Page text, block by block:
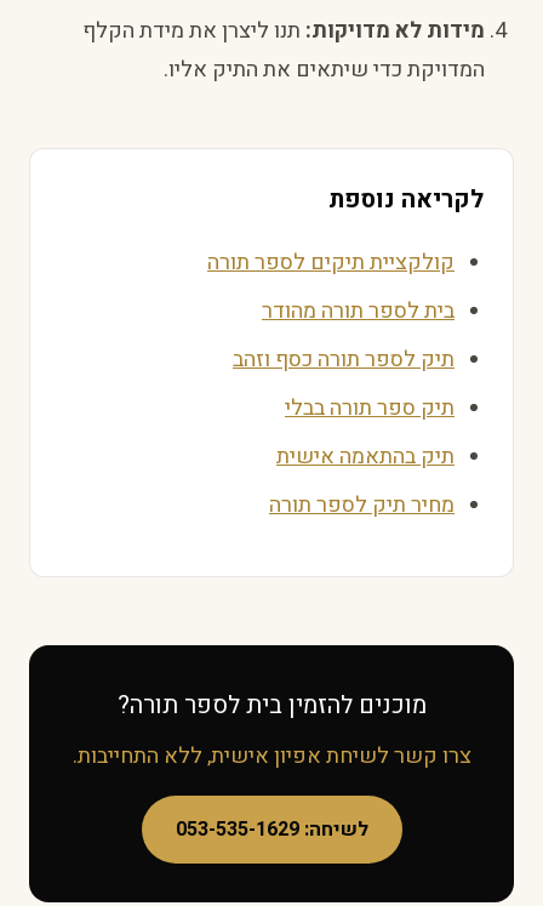
מידות לא מדויקות: תנו ליצרן את מידת הקלף
המדויקת כדי שיתאים את התיק אליו.
לקריאה נוספת
קולקציית תיקים לספר תורה
בית לספר תורה מהודר
תיק לספר תורה כסף וזהב
תיק ספר תורה בבלי
תיק בהתאמה אישית
מחיר תיק לספר תורה
מוכנים להזמין בית לספר תורה?
צרו קשר לשיחת אפיון אישית, ללא התחייבות.
לשיחה: 053-535-1629